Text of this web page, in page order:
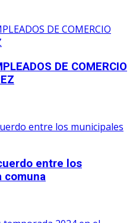
DE COMERCIO
entre los
comuna